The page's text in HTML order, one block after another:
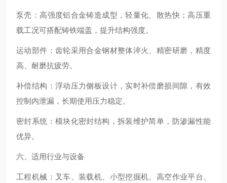
泵壳：高强度铝合金铸造成型，轻量化、散热快；高压重
载工况可搭配铸铁端盖，提升结构强度。
运动部件：齿轮采用合金钢材整体淬火、精密研磨，精度
高、耐磨抗疲劳。
补偿结构：浮动压力侧板设计，实时补偿磨损间隙，有效
控制内泄漏，长期使用压力稳定。
密封系统：模块化密封结构，拆装维护简单，防渗漏性能
优异。
六、适用行业与设备
工程机械：叉车、装载机、小型挖掘机、高空作业平台、